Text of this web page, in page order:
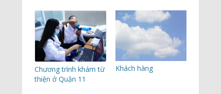
Chương trình khám từ
thiện ở Quận 11
Khách hàng